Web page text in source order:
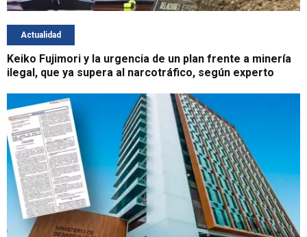
Actualidad
Keiko Fujimori y la urgencia de un plan frente a minería
ilegal, que ya supera al narcotráfico, según experto